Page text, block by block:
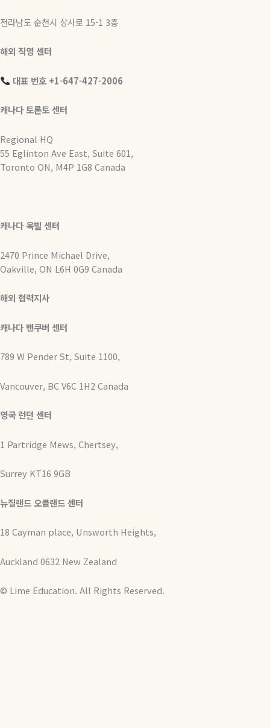
전라남도 순천시 상사로 15-1 3층
해외 직영 센터
대표 번호 +1-647-427-2006
캐나다 토론토 센터
Regional HQ
55 Eglinton Ave East, Suite 601,
Toronto ON, M4P 1G8 Canada
캐나다 옥빌 센터
2470 Prince Michael Drive,
Oakville, ON L6H 0G9 Canada
해외 협력지사
캐나다 밴쿠버 센터
789 W Pender St, Suite 1100,
Vancouver, BC V6C 1H2 Canada
영국 런던 센터
1 Partridge Mews, Chertsey,
Surrey KT16 9GB
뉴질랜드 오클랜드 센터
18 Cayman place, Unsworth Heights,
Auckland 0632 New Zealand
© Lime Education. All Rights Reserved.